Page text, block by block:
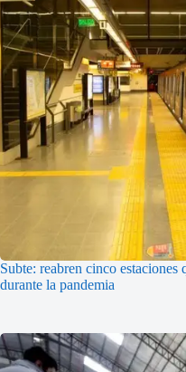
Subte: reabren cinco estaciones
durante la pandemia